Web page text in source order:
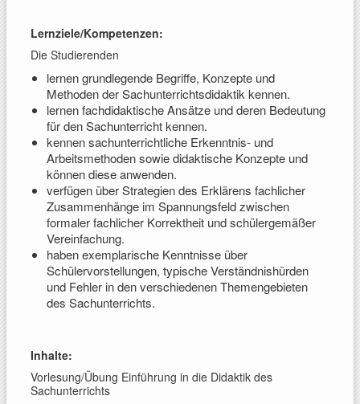
Lernziele/Kompetenzen:
Die Studierenden
lernen grundlegende Begriffe, Konzepte und
Methoden der Sachunterrichtsdidaktik kennen.
lernen fachdidaktische Ansätze und deren Bedeutung
für den Sachunterricht kennen.
kennen sachunterrichtliche Erkenntnis- und
Arbeitsmethoden sowie didaktische Konzepte und
können diese anwenden.
verfügen über Strategien des Erklärens fachlicher
Zusammenhänge im Spannungsfeld zwischen
formaler fachlicher Korrektheit und schülergemäßer
Vereinfachung.
haben exemplarische Kenntnisse über
Schülervorstellungen, typische Verständnishürden
und Fehler in den verschiedenen Themengebieten
des Sachunterrichts.
Inhalte:
Vorlesung/Übung Einführung in die Didaktik des
Sachunterrichts